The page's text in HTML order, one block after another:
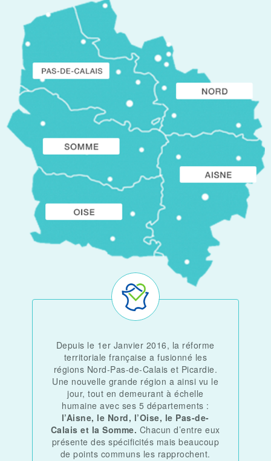
Depuis le 1er Janvier 2016, la réforme
territoriale française a fusionné les
régions Nord-Pas-de-Calais et Picardie.
Une nouvelle grande région a ainsi vu le
jour, tout en demeurant à échelle
humaine avec ses 5 départements :
l’Aisne, le Nord, l’Oise, le Pas-de-
Calais et la Somme. Chacun d’entre eux
présente des spécificités mais beaucoup
de points communs les rapprochent.